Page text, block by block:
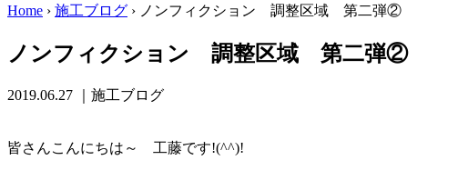
Home › 施工ブログ › ノンフィクション 調整区域 第二弾②
ノンフィクション 調整区域 第二弾②
2019.06.27
｜施工ブログ
皆さんこんにちは～ 工藤です!(^^)!